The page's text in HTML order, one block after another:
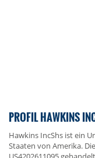
PROFIL HAWKINS
Hawkins IncShs ist ein
Staaten von Amerika.